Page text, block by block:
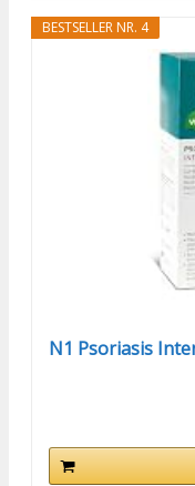
BESTSELLER NR. 4
N1 Psoriasis